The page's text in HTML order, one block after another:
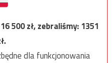
16 500zł, zebraliśmy:1351
dla funkcjonowania